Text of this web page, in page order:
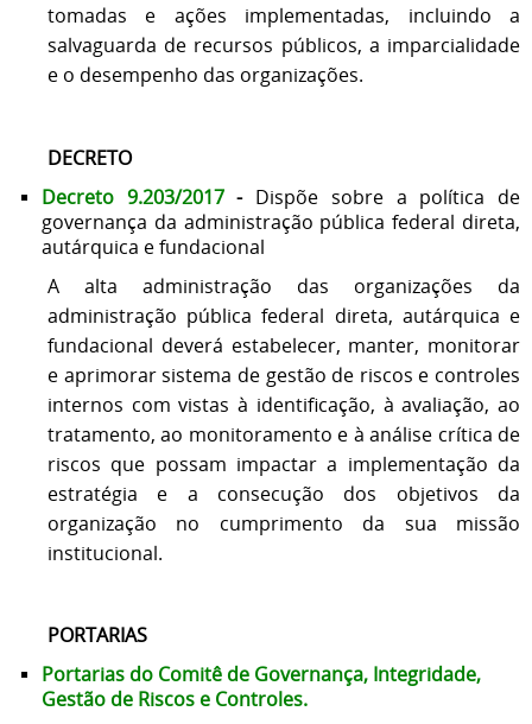
tomadas e ações implementadas, incluindo a
salvaguarda de recursos públicos, a imparcialidade
e o desempenho das organizações.
DECRETO
Decreto 9.203/2017- Dispõe sobre a política de
governança da administração pública federal direta,
autárquica e fundacional
A alta administração das organizações da
administração pública federal direta, autárquica e
fundacional deverá estabelecer, manter, monitorar
e aprimorar sistema de gestão de riscos e controles
internos com vistas à identificação, à avaliação, ao
tratamento, ao monitoramento e à análise crítica de
riscos que possam impactar a implementação da
estratégia e a consecução dos objetivos da
organização no cumprimento da sua missão
institucional.
PORTARIAS
Portarias do Comitê de Governança, Integridade,
Gestão de Riscos e Controles.